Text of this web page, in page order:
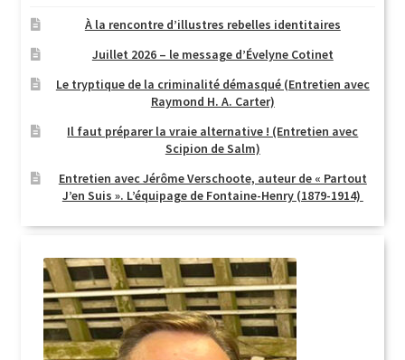
À la rencontre d’illustres rebelles identitaires
Juillet 2026 – le message d’Évelyne Cotinet
Le tryptique de la criminalité démasqué (Entretien avec
Raymond H. A. Carter)
Il faut préparer la vraie alternative ! (Entretien avec
Scipion de Salm)
Entretien avec Jérôme Verschoote, auteur de « Partout
J’en Suis ». L’équipage de Fontaine-Henry (1879-1914)